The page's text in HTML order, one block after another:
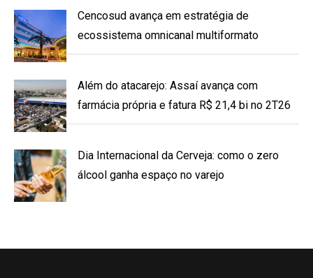
Cencosud avança em estratégia de
ecossistema omnicanal multiformato
Além do atacarejo: Assaí avança com
farmácia própria e fatura R$ 21,4 bi no 2T26
Dia Internacional da Cerveja: como o zero
álcool ganha espaço no varejo